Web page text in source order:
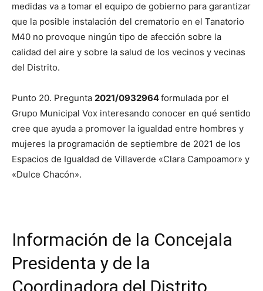
medidas va a tomar el equipo de gobierno para garantizar
que la posible instalación del crematorio en el Tanatorio
M40 no provoque ningún tipo de afección sobre la
calidad del aire y sobre la salud de los vecinos y vecinas
del Distrito.
Punto 20. Pregunta 2021/0932964formulada por el
Grupo Municipal Vox interesando conocer en qué sentido
cree que ayuda a promover la igualdad entre hombres y
mujeres la programación de septiembre de 2021 de los
Espacios de Igualdad de Villaverde «Clara Campoamor» y
«Dulce Chacón».
Información de la Concejala
Presidenta y de la
Coordinadora del Distrito